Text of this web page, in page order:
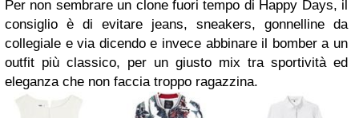
Per non sembrare un clone fuori tempo di Happy Days, il
consiglio è di evitare jeans, sneakers, gonnelline da
collegiale e via dicendo e invece abbinare il bomber a un
outfit più classico, per un giusto mix tra sportività ed
eleganza che non faccia troppo ragazzina.